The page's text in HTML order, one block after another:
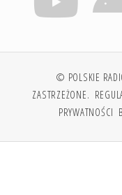
© POLSKIE
ZASTRZEŻONE.
PRYWATNOŚCI